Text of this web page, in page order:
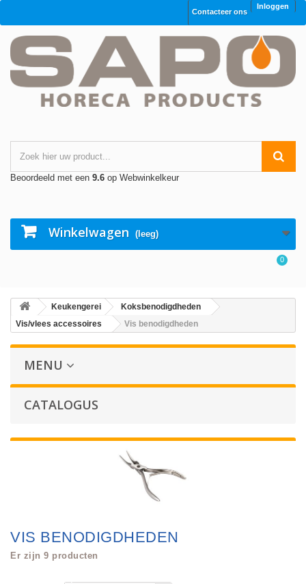
Inloggen
Contacteer ons
Beoordeeld met een 9.6 op Webwinkelkeur
Winkelwagen (leeg)
0
Keukengerei
Koksbenodigdheden
Vis/vlees accessoires
Vis benodigdheden
MENU
CATALOGUS
VIS BENODIGDHEDEN
Er zijn 9 producten